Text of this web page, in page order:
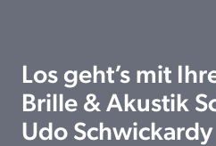
Los geht’s mit
Brille & Akustik
Udo Schwickardy